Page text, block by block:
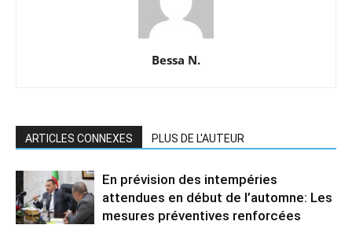
Bessa N.
ARTICLES CONNEXES PLUS DE L'AUTEUR
En prévision des intempéries
attendues en début de l’automne: Les
mesures préventives renforcées